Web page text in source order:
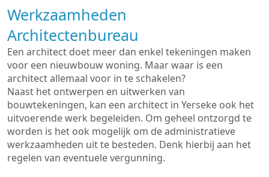
Werkzaamheden
Architectenbureau
Een architect doet meer dan enkel tekeningen maken
voor een nieuwbouw woning. Maar waar is een
architect allemaal voor in te schakelen?
Naast het ontwerpen en uitwerken van
bouwtekeningen, kan een architect in Yerseke ook het
uitvoerende werk begeleiden. Om geheel ontzorgd te
worden is het ook mogelijk om de administratieve
werkzaamheden uit te besteden. Denk hierbij aan het
regelen van eventuele vergunning.